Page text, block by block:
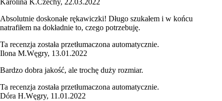
Absolutnie doskonałe rękawiczki! Długo szukałem i w końcu
natrafiłem na dokładnie to, czego potrzebuję.
Ta recenzja została przetłumaczona automatycznie.
Ilona M.Węgry, 13.01.2022
Bardzo dobra jakość, ale trochę duży rozmiar.
Ta recenzja została przetłumaczona automatycznie.
Dóra H.Węgry, 11.01.2022